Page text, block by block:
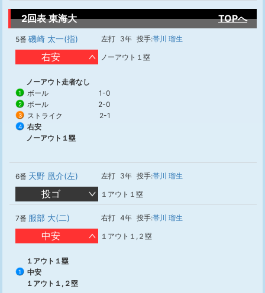
2回表 東海大 TOPへ
5番 磯崎 太一(指) 左打 3年 投手:帯川 瑠生
右安 ノーアウト１塁
ノーアウト走者なし
1 ボール 1-0
2 ボール 2-0
3 ストライク 2-1
4
右安
ノーアウト１塁
6番 天野 凰介(左) 左打 3年 投手:帯川 瑠生
投ゴ １アウト１塁
7番 服部 大(二) 右打 4年 投手:帯川 瑠生
中安 １アウト１,２塁
１アウト１塁
1
中安
１アウト１,２塁